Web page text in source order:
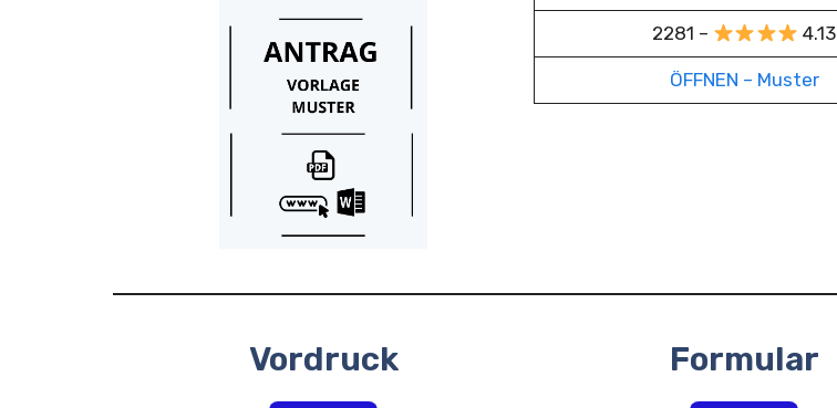
2281 – 4.13
ÖFFNEN – Muster
Vordruck Formular